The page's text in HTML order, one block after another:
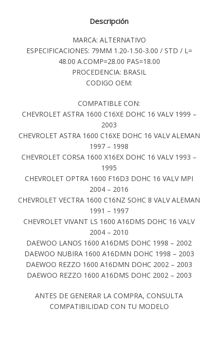
Descripción
MARCA: ALTERNATIVO
ESPECIFICACIONES: 79MM 1.20-1.50-3.00 / STD / L=
48.00 A.COMP=28.00 PAS=18.00
PROCEDENCIA: BRASIL
CODIGO OEM:
COMPATIBLE CON:
CHEVROLET ASTRA 1600 C16XE DOHC 16 VALV 1999 –
2003
CHEVROLET ASTRA 1600 C16XE DOHC 16 VALV ALEMAN
1997 – 1998
CHEVROLET CORSA 1600 X16EX DOHC 16 VALV 1993 –
1995
CHEVROLET OPTRA 1600 F16D3 DOHC 16 VALV MPI
2004 – 2016
CHEVROLET VECTRA 1600 C16NZ SOHC 8 VALV ALEMAN
1991 – 1997
CHEVROLET VIVANT LS 1600 A16DMS DOHC 16 VALV
2004 – 2010
DAEWOO LANOS 1600 A16DMS DOHC 1998 – 2002
DAEWOO NUBIRA 1600 A16DMN DOHC 1998 – 2003
DAEWOO REZZO 1600 A16DMN DOHC 2002 – 2003
DAEWOO REZZO 1600 A16DMS DOHC 2002 – 2003
ANTES DE GENERAR LA COMPRA, CONSULTA
COMPATIBILIDAD CON TU MODELO